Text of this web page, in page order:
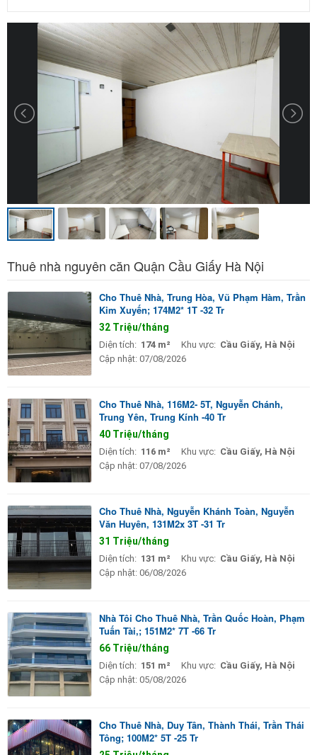
Thuê nhà nguyên căn Quận Cầu Giấy Hà Nội
Cho Thuê Nhà, Trung Hòa, Vũ Phạm Hàm, Trần
Kim Xuyến; 174M2* 1T -32 Tr
32 Triệu/tháng
Diện tích: 174 m² Khu vực: Cầu Giấy, Hà Nội
Cập nhật: 07/08/2026
Cho Thuê Nhà, 116M2- 5T, Nguyễn Chánh,
Trung Yên, Trung Kính -40 Tr
40 Triệu/tháng
Diện tích: 116 m² Khu vực: Cầu Giấy, Hà Nội
Cập nhật: 07/08/2026
Cho Thuê Nhà, Nguyễn Khánh Toàn, Nguyễn
Văn Huyên, 131M2x 3T -31 Tr
31 Triệu/tháng
Diện tích: 131 m² Khu vực: Cầu Giấy, Hà Nội
Cập nhật: 06/08/2026
Nhà Tôi Cho Thuê Nhà, Trần Quốc Hoàn, Phạm
Tuấn Tài,; 151M2* 7T -66 Tr
66 Triệu/tháng
Diện tích: 151 m² Khu vực: Cầu Giấy, Hà Nội
Cập nhật: 05/08/2026
Cho Thuê Nhà, Duy Tân, Thành Thái, Trần Thái
Tông; 100M2* 5T -25 Tr